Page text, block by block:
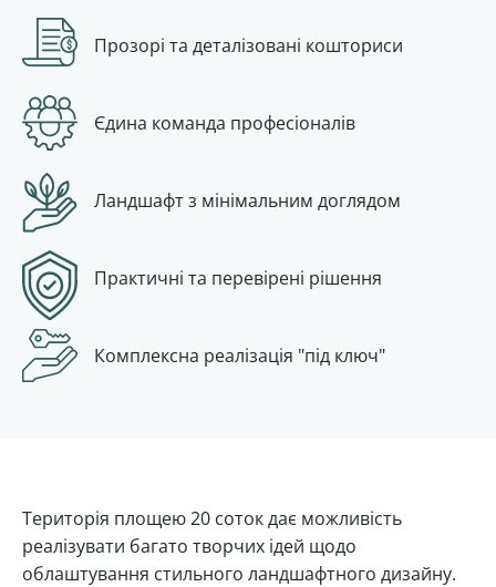
Прозорі та деталізовані кошториси
Єдина команда професіоналів
Ландшафт з мінімальним доглядом
Практичні та перевірені рішення
Комплексна реалізація "під ключ"
Територія площею 20 соток дає можливість
реалізувати багато творчих ідей щодо
облаштування стильного ландшафтного дизайну.